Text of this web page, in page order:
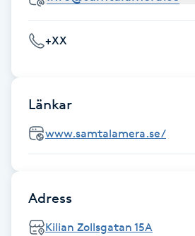
Fransrengöring
Friskvård
Friskvårdsmassage
+XX
Länkar
www.samtalamera.se/
Adress
Kilian Zollsgatan 15A